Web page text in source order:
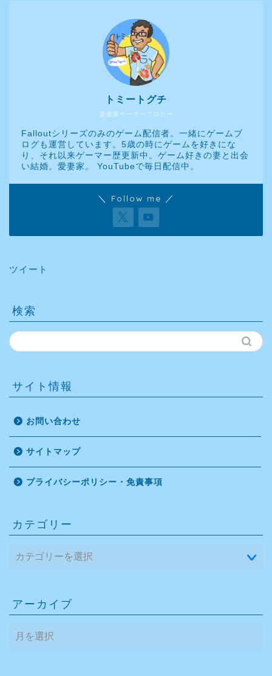
愛妻家ゲーマーブロガー
トミートグチ
Falloutシリーズのみのゲーム配信者。一緒にゲームブ
ログも運営しています。5歳の時にゲームを好きにな
り、それ以来ゲーマー歴更新中。ゲーム好きの妻と出会
い結婚。愛妻家。 YouTubeで毎日配信中。
＼ Follow me ／
ツイート
検索
サイト情報
お問い合わせ
サイトマップ
プライバシーポリシー・免責事項
カテゴリー
アーカイブ
ア
ー